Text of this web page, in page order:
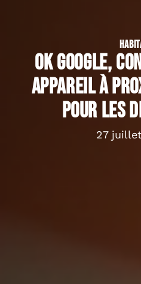
OK Google,
appareil à
pour les
27